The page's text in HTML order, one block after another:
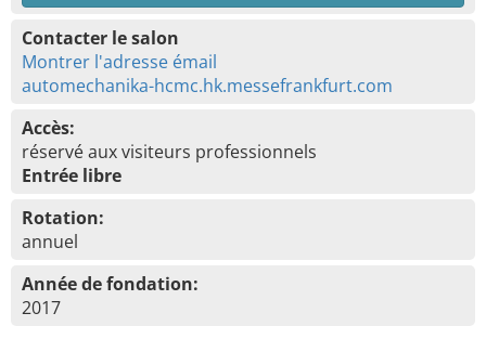
Contacter le salon
Montrer l'adresse émail
automechanika-hcmc.hk.messefrankfurt.com
Accès:
réservé aux visiteurs professionnels
Entrée libre
Rotation:
annuel
Année de fondation:
2017